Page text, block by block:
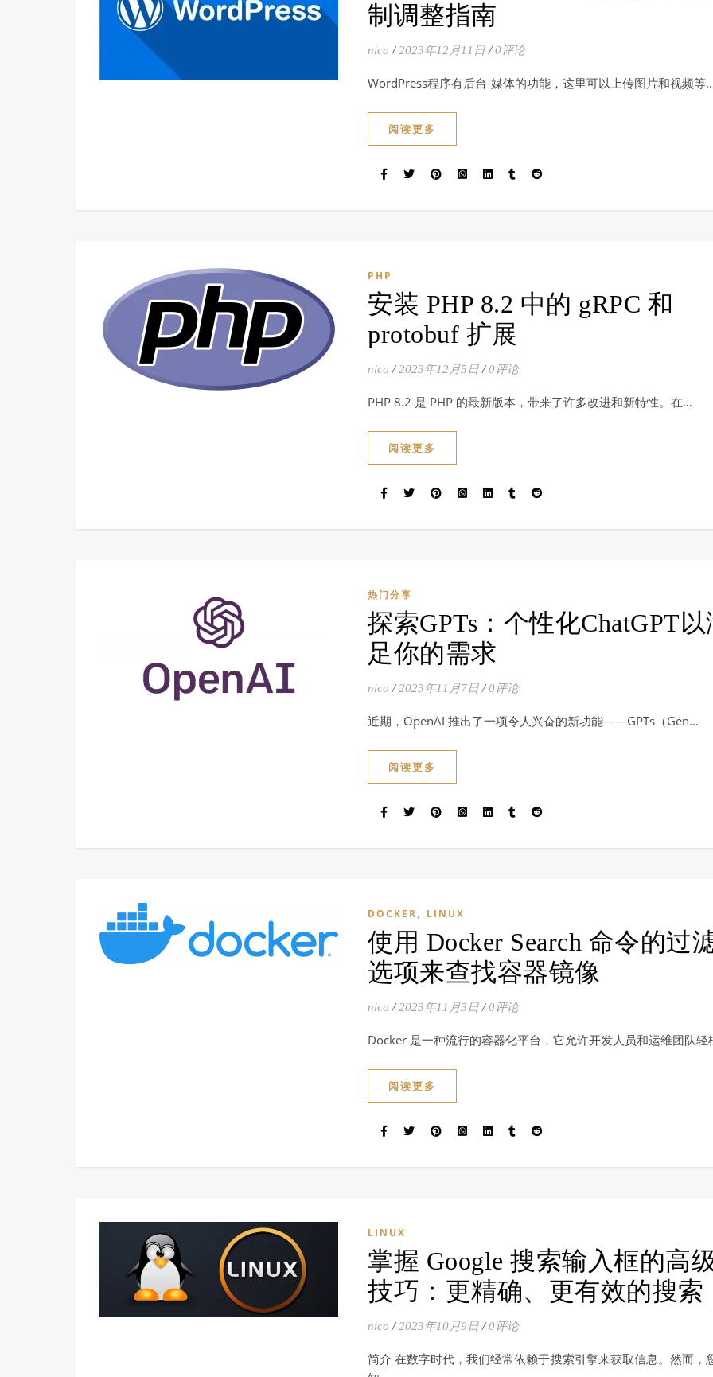
制调整指南
nico / 2023年12月11日 / 0评论
WordPress程序有后台-媒体的功能，这里可以上传图片和视频等
阅读更多
PHP
安装 PHP 8.2 中的 gRPC 和
protobuf 扩展
nico / 2023年12月5日 / 0评论
PHP 8.2 是 PHP 的最新版本，带来了许多改进和新特性。在…
阅读更多
热门分享
探索GPTs：个性化ChatGPT以
足你的需求
nico / 2023年11月7日 / 0评论
近期，OpenAI 推出了一项令人兴奋的新功能——GPTs（Gen…
阅读更多
DOCKER, LINUX
使用 Docker Search 命令的过
选项来查找容器镜像
nico / 2023年11月3日 / 0评论
Docker 是一种流行的容器化平台，它允许开发人员和运维团队
阅读更多
LINUX
掌握 Google 搜索输入框的高
技巧：更精确、更有效的搜索
nico / 2023年10月9日 / 0评论
简介 在数字时代，我们经常依赖于搜索引擎来获取信息。然而，